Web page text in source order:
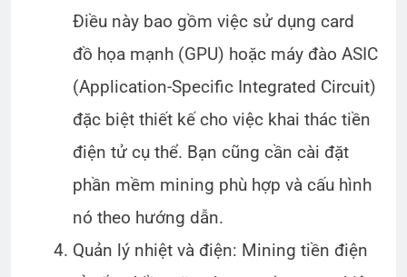
Điều này bao gồm việc sử dụng card
đồ họa mạnh (GPU) hoặc máy đào ASIC
(Application-Specific Integrated Circuit)
đặc biệt thiết kế cho việc khai thác tiền
điện tử cụ thể. Bạn cũng cần cài đặt
phần mềm mining phù hợp và cấu hình
nó theo hướng dẫn.
Quản lý nhiệt và điện: Mining tiền điện